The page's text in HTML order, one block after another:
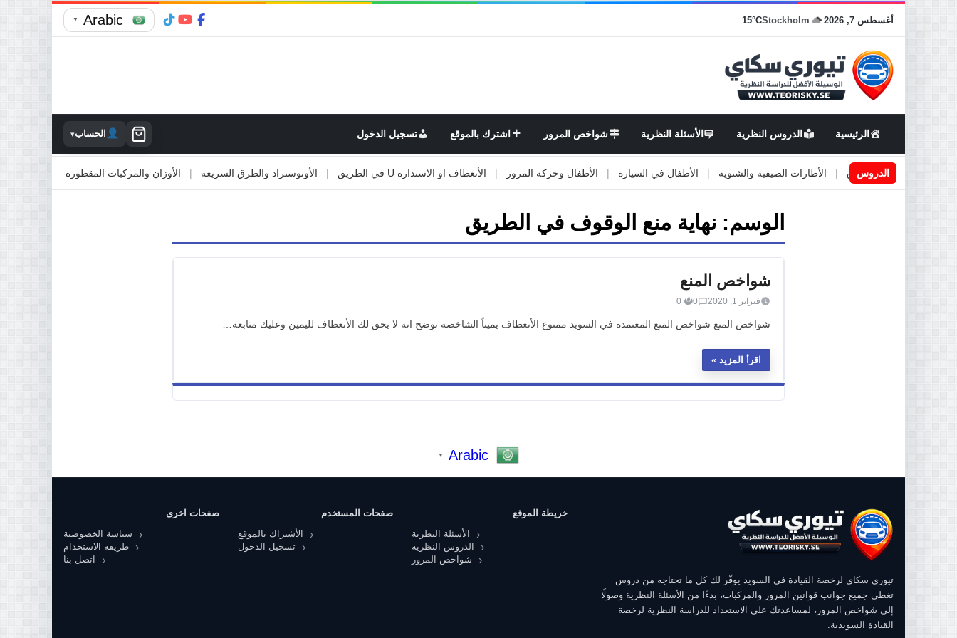
أغسطس 7, 2026 Stockholm
15°C
Arabic
▼
الرئيسية الدروس النظرية الأسئلة النظرية شواخص المرور اشترك بالموقع تسجيل الدخول الحساب▾
الدروس
او صيانة الطرق | الأطارات الصيفية والشتوية | الأطفال في السيارة | الأطفال وحركة المرور | الأنعطاف او الاستدارة U في الطريق الأوتوستراد والطرق السريعة | الأوزان والمركبات المقطورة | الاصطدام
الوسم: نهاية منع الوقوف في الطريق
شواخص المنع
فبراير 1, 2020 0
0
شواخص المنع شواخص المنع المعتمدة في السويد ممنوع الأنعطاف يميناً الشاخصة توضح انه لا يحق لك الأنعطاف لليمين وعليك متابعة…
اقرأ المزيد
Arabic
▼
تيوري سكاي لرخصة القيادة في السويد يوفّر لك كل ما تحتاجه من دروس
تغطي جميع جوانب قوانين المرور والمركبات، بدءًا من الأسئلة النظرية وصولًا
إلى شواخص المرور، لمساعدتك على الاستعداد للدراسة النظرية لرخصة
القيادة السويدية.
خريطة الموقع
الأسئلة النظرية
الدروس النظرية
شواخص المرور
صفحات المستخدم
الأشتراك بالموقع
تسجيل الدخول
صفحات اخرى
سياسة الخصوصية
طريقة الاستخدام
اتصل بنا